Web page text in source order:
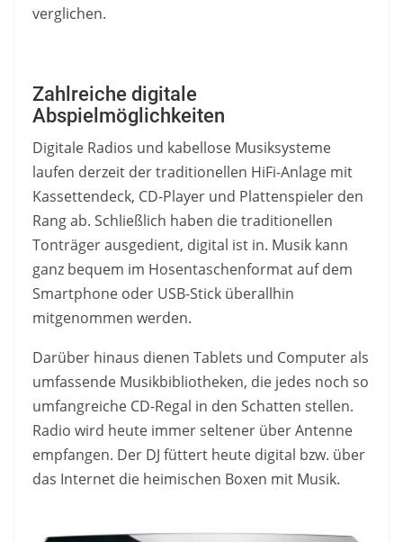
verglichen.
Zahlreiche digitale
Abspielmöglichkeiten
Digitale Radios und kabellose Musiksysteme
laufen derzeit der traditionellen HiFi-Anlage mit
Kassettendeck, CD-Player und Plattenspieler den
Rang ab. Schließlich haben die traditionellen
Tonträger ausgedient, digital ist in. Musik kann
ganz bequem im Hosentaschenformat auf dem
Smartphone oder USB-Stick überallhin
mitgenommen werden.
Darüber hinaus dienen Tablets und Computer als
umfassende Musikbibliotheken, die jedes noch so
umfangreiche CD-Regal in den Schatten stellen.
Radio wird heute immer seltener über Antenne
empfangen. Der DJ füttert heute digital bzw. über
das Internet die heimischen Boxen mit Musik.